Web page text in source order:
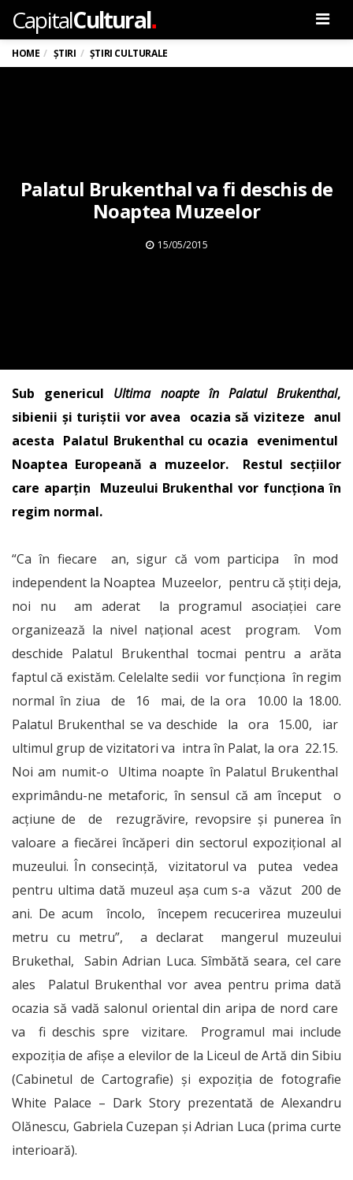
CapitalCultural.
HOME ȘTIRI ȘTIRI CULTURALE
Palatul Brukenthal va fi deschis de
Noaptea Muzeelor
15/05/2015
Sub genericul Ultima noapte în Palatul Brukenthal,
sibienii și turiștii vor avea ocazia să viziteze anul
acesta Palatul Brukenthal cu ocazia evenimentul
Noaptea Europeană a muzeelor. Restul secțiilor
care aparțin Muzeului Brukenthal vor funcționa în
regim normal.
“Ca în fiecare an, sigur că vom participa în mod
independent la Noaptea Muzeelor, pentru că știți deja,
noi nu am aderat la programul asociației care
organizează la nivel național acest program. Vom
deschide Palatul Brukenthal tocmai pentru a arăta
faptul că existăm. Celelalte sedii vor funcționa în regim
normal în ziua de 16 mai, de la ora 10.00 la 18.00.
Palatul Brukenthal se va deschide la ora 15.00, iar
ultimul grup de vizitatori va intra în Palat, la ora 22.15.
Noi am numit-o Ultima noapte în Palatul Brukenthal
exprimându-ne metaforic, în sensul că am început o
acțiune de de rezugrăvire, revopsire și punerea în
valoare a fiecărei încăperi din sectorul expozițional al
muzeului. În consecință, vizitatorul va putea vedea
pentru ultima dată muzeul așa cum s-a văzut 200 de
ani. De acum încolo, începem recucerirea muzeului
metru cu metru”, a declarat mangerul muzeului
Brukethal, Sabin Adrian Luca. Sîmbătă seara, cel care
ales Palatul Brukenthal vor avea pentru prima dată
ocazia să vadă salonul oriental din aripa de nord care
va fi deschis spre vizitare. Programul mai include
expoziţia de afişe a elevilor de la Liceul de Artă din Sibiu
(Cabinetul de Cartografie) şi expoziţia de fotografie
White Palace – Dark Story prezentată de Alexandru
Olănescu, Gabriela Cuzepan şi Adrian Luca (prima curte
interioară).